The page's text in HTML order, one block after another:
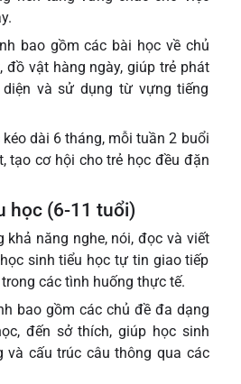
bao gồm các bài học về chủ
đồ vật hàng ngày, giúp trẻ phát
và sử dụng từ vựng tiếng
kéo dài 6 tháng, mỗi tuần 2 buổi
tạo cơ hội cho trẻ học đều đặn
học (6-11 tuổi)
khả năng nghe, nói, đọc và viết
sinh tiểu học tự tin giao tiếp
các tình huống thực tế.
bao gồm các chủ đề đa dạng
đến sở thích, giúp học sinh
và cấu trúc câu thông qua các